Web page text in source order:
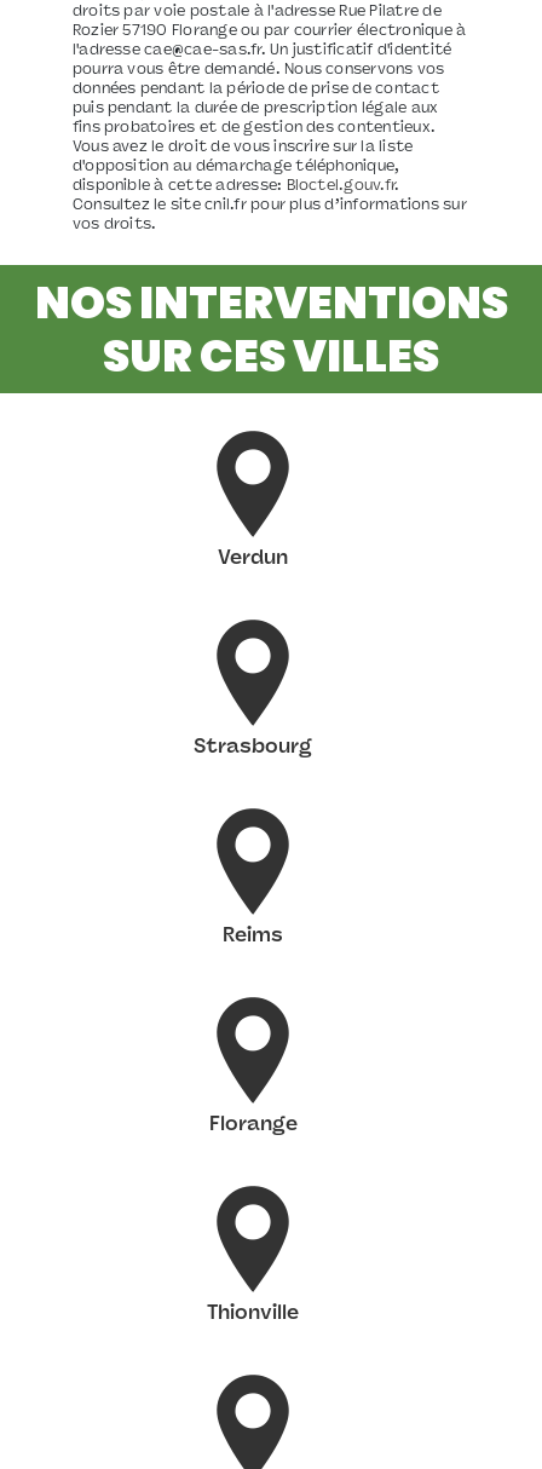
droits par voie postale à l'adresse Rue Pilatre de
Rozier 57190 Florange ou par courrier électronique à
l'adresse cae@cae-sas.fr. Un justificatif d'identité
pourra vous être demandé. Nous conservons vos
données pendant la période de prise de contact
puis pendant la durée de prescription légale aux
fins probatoires et de gestion des contentieux.
Vous avez le droit de vous inscrire sur la liste
d'opposition au démarchage téléphonique,
disponible à cette adresse: Bloctel.gouv.fr.
Consultez le site cnil.fr pour plus d’informations sur
vos droits.
NOS INTERVENTIONS
SUR CES VILLES
Verdun
Strasbourg
Reims
Florange
Thionville